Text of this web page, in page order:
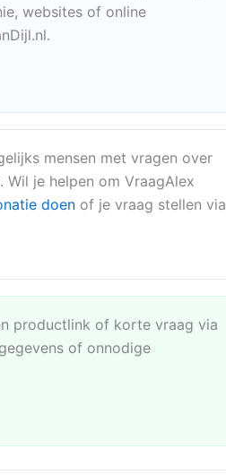
websites of online
mensen met vragen over
je helpen om VraagAlex
doen of je vraag stellen via
productlink of korte vraag via
of onnodige